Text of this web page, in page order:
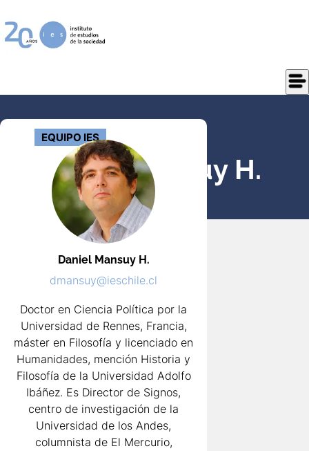
EQUIPO IES
Daniel Mansuy H.
Daniel Mansuy H.
dmansuy@ieschile.cl
Doctor en Ciencia Política por la
Universidad de Rennes, Francia,
máster en Filosofía y licenciado en
Humanidades, mención Historia y
Filosofía de la Universidad Adolfo
Ibáñez. Es Director de Signos,
centro de investigación de la
Universidad de los Andes,
columnista de El Mercurio,